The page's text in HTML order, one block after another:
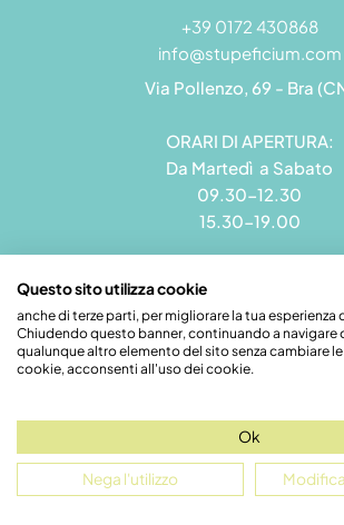
+39 0172 430868
info@stupeficium.com
Via Pollenzo, 69 - Bra
ORARI DI APERTURA:
Da Martedì a Sabato
09.30-12.30
15.30-19.00
Stupeficium di Carena Diego | Rea CN
09492550018 | Pec:
Questo sito utilizza cookie
anche di terze parti, per migliorare la tua esperienza
Chiudendo questo banner, continuando a navigare
qualunque altro elemento del sito senza cambiare
cookie, acconsenti all'uso dei cookie.
Ok
Nega l'utilizzo